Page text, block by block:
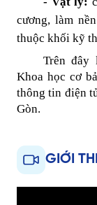
cương, làm
thuộc khối kỹ
Trên đây
Khoa học cơ
thông tin điện
Gòn.
GIỚI